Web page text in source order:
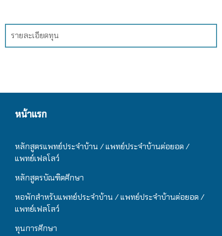
รายละเอียดทุน
หน้าแรก
หลักสูตรแพทย์ประจำบ้าน / แพทย์ประจำบ้านต่อยอด /
แพทย์เฟลโลว์
หลักสูตรบัณฑิตศึกษา
หอพักสำหรับแพทย์ประจำบ้าน / แพทย์ประจำบ้านต่อยอด /
แพทย์เฟลโลว์
ทุนการศึกษา